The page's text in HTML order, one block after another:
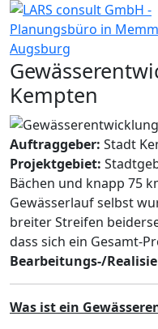
Kempten
Auftraggeber: Stadt
Projektgebiet:
Bächen und knapp 75
Gewässerlauf selbst
breiter Streifen
dass sich ein Gesamt-
Bearbeitungs-/
Was ist ein